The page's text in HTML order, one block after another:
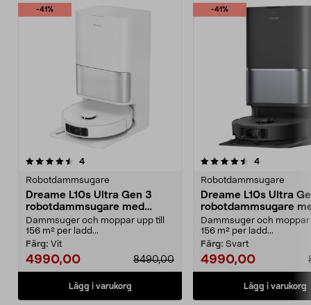
-41%
4recensioner
Robotdammsugare
Dreame L10s Ultra Gen 3
robotdammsugare med
mopp och självtömning
Dammsuger och moppar upp till
156 m² per ladd...
Färg: Vit
4990,00 8490,00
Lägg i varukorg
-41%
4.5 av 5 stjärnor 4recensioner
Robotdammsugare
Dreame L10s Ultra
robotdammsugare
mopp och
Dammsuger och moppar
156 m² per ladd...
Färg: Svart
4990,00
Lägg i varukorg
5.0 av 5 stjärnor